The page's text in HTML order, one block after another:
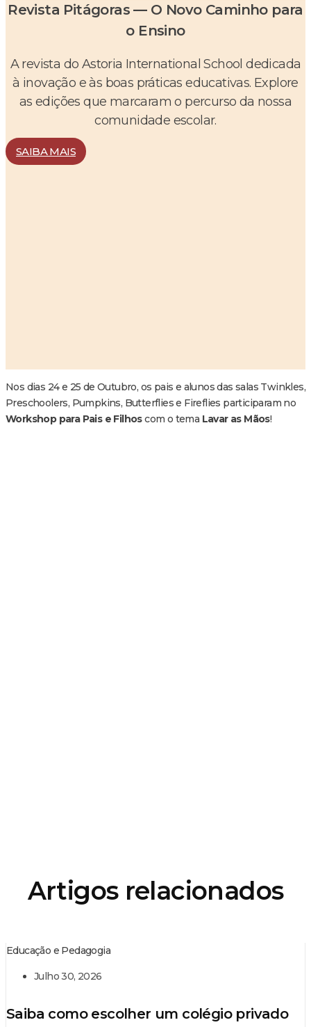
Revista Pitágoras — O Novo Caminho para
o Ensino
A revista do Astoria International School dedicada
à inovação e às boas práticas educativas. Explore
as edições que marcaram o percurso da nossa
comunidade escolar.
SAIBA MAIS
Nos dias 24 e 25 de Outubro, os pais e alunos das salas Twinkles,
Preschoolers, Pumpkins, Butterflies e Fireflies participaram no
Workshop para Pais e Filhoscom o tema Lavar as Mãos!
Artigos relacionados
Educação e Pedagogia
Julho 30, 2026
Saiba como escolher um colégio privado